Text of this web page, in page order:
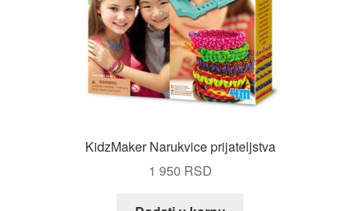
KidzMaker Narukvice prijateljstva
1 950 RSD